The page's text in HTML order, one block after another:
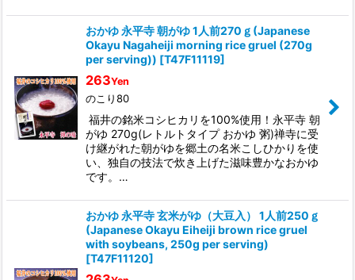
おかゆ 永平寺 朝がゆ 1人前270ｇ(Japanese
Okayu Nagaheiji morning rice gruel (270g
per serving)) [T47F11119]
263Yen
のこり80
福井の銘米コシヒカリを100%使用！永平寺 朝
がゆ 270g(レトルトタイプ おかゆ 粥)禅寺に受
け継がれた朝がゆを郷土の名米こしひかりを使
い、独自の技法で炊き上げた滋味豊かなおかゆ
です。…
おかゆ 永平寺 玄米がゆ（大豆入） 1人前250ｇ
(Japanese Okayu Eiheiji brown rice gruel
with soybeans, 250g per serving)
[T47F11120]